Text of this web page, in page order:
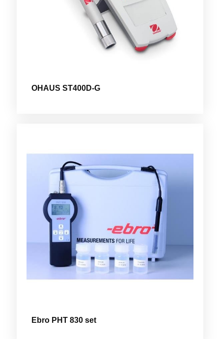
OHAUS ST400D-G
Ebro PHT 830 set